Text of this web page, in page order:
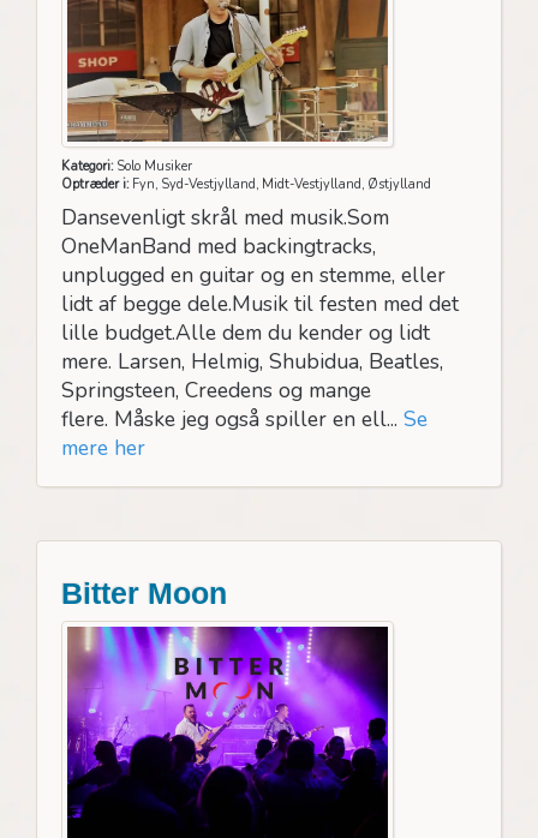
Kategori:Solo Musiker
Optræder i:Fyn, Syd-Vestjylland, Midt-Vestjylland, Østjylland
Dansevenligt skrål med musik.Som
OneManBand med backingtracks,
unplugged en guitar og en stemme, eller
lidt af begge dele.Musik til festen med det
lille budget.Alle dem du kender og lidt
mere. Larsen, Helmig, Shubidua, Beatles,
Springsteen, Creedens og mange
flere. Måske jeg også spiller en ell... Se
mere her
Bitter Moon